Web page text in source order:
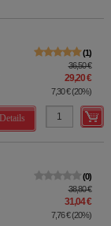
1
36,50 €
29,20 €
7,30 €(20%)
Details
0
38,80 €
31,04 €
7,76 €(20%)